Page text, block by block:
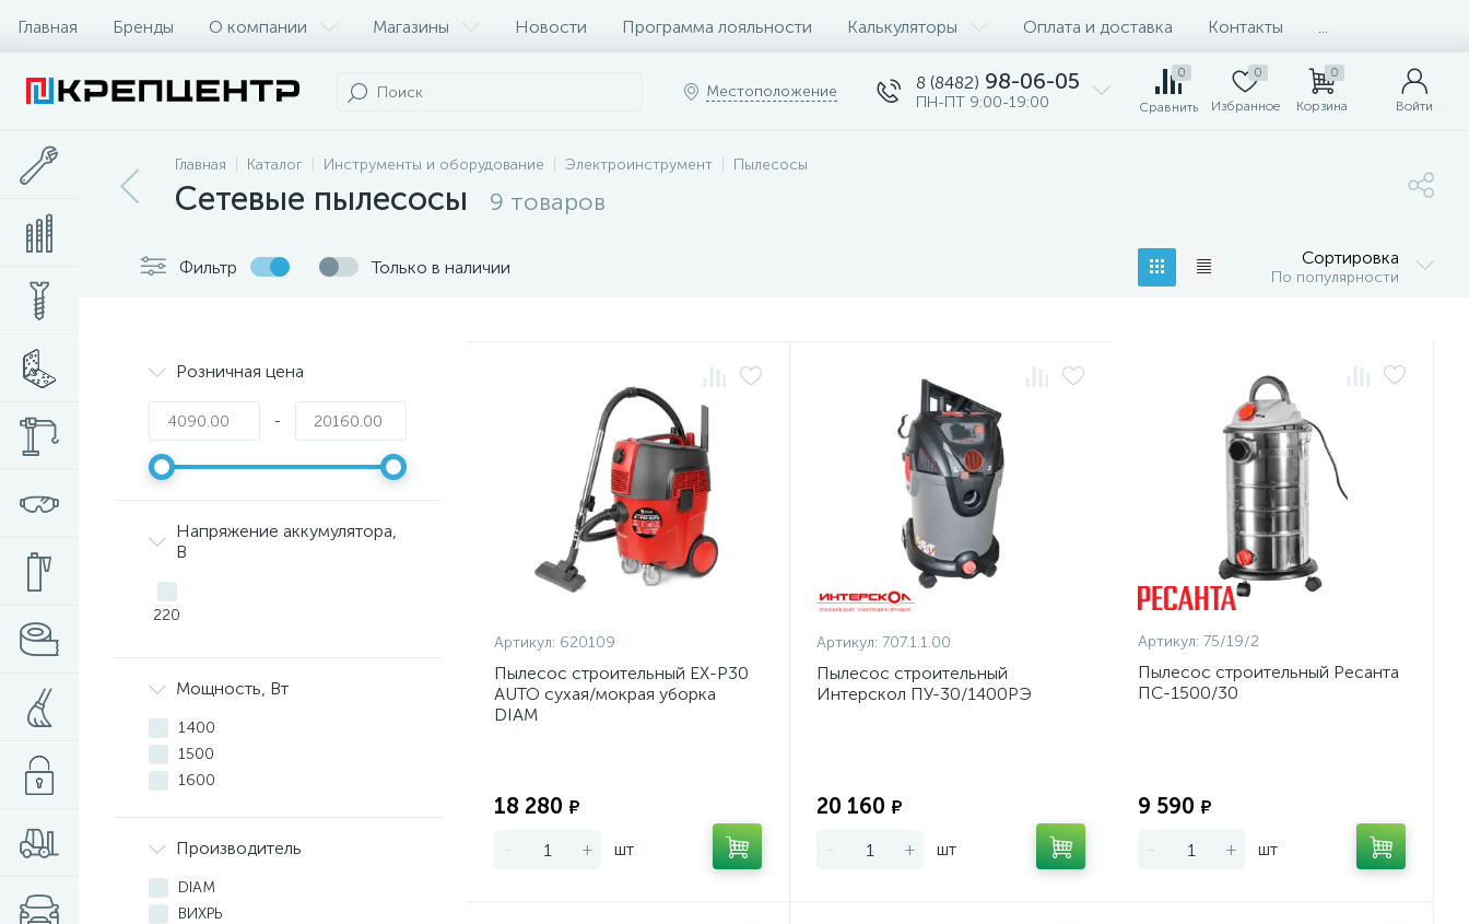
Главная Бренды О компании Магазины Новости Программа лояльности Калькуляторы Оплата и доставка Контакты
Местоположение 8 (8482) 98-06-05
ПН-ПТ 9:00-19:00
0
Сравнить
0
Избранное
0
Корзина Войти
Главная Каталог Инструменты и оборудование Электроинструмент Пылесосы
Сетевые пылесосы 9 товаров
Фильтр Только в наличии Сортировка
По популярности
Розничная цена
-
Напряжение аккумулятора,
В
220
Мощность, Вт
1400
1500
1600
Производитель
DIAM
ВИХРЬ
Артикул: 620109
Пылесос строительный EX-P30
AUTO сухая/мокрая уборка
DIAM
18 280 ₽
- + шт
Артикул: 707.1.1.00
Пылесос строительный
Интерскол ПУ-30/1400РЭ
20 160 ₽
- + шт
Артикул: 75/19/2
Пылесос строительный Ресанта
ПС-1500/30
9 590 ₽
- + шт